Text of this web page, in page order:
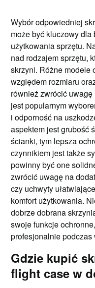
Wybór odpowiedniej
może być kluczowy
użytkowania sprzętu.
nad rodzajem sprzętu,
skrzyni. Różne modele
względem rozmiaru
również zwrócić
jest popularnym
i odporność na
aspektem jest grubość
ścianki, tym lepsza
czynnikiem jest także
powinny być one
zwrócić uwagę na
czy uchwyty
komfort użytkowania.
dobrze dobrana
swoje funkcje
profesjonalnie podczas
Gdzie kupić
flight case w